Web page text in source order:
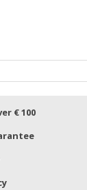
€ 100